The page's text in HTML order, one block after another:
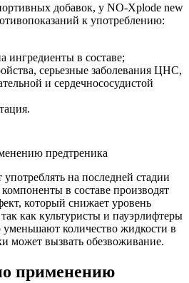
добавок, у NO-Xplode new
к употреблению:
ингредиенты в составе;
серьезные заболевания ЦНС,
и сердечнососудистой
предтреника
на последней стадии
в составе производят
который снижает уровень
как культуристы и пауэрлифтеры
уменьшают количество жидкости в
может вызвать обезвоживание.
применению